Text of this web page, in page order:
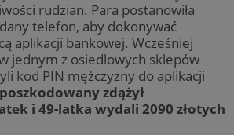
rudzian. Para postanowiła
telefon, aby dokonywać
aplikacji bankowej. Wcześniej
jednym z osiedlowych sklepów
kod PIN mężczyzny do aplikacji
zdążył
i 49-latka wydali 2090 złotych